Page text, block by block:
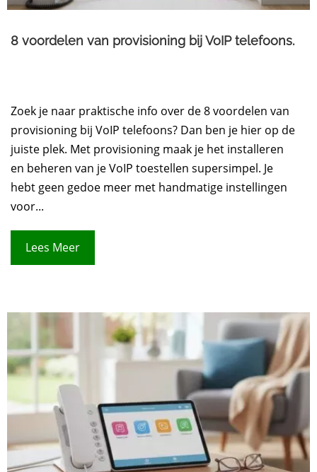
8 voordelen van provisioning bij VoIP telefoons.
Zoek je naar praktische info over de 8 voordelen van
provisioning bij VoIP telefoons? Dan ben je hier op de
juiste plek. Met provisioning maak je het installeren
en beheren van je VoIP toestellen supersimpel. Je
hebt geen gedoe meer met handmatige instellingen
voor...
Lees Meer